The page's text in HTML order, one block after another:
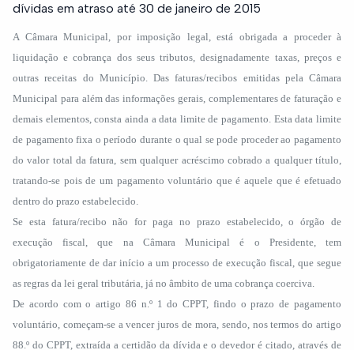
dívidas em atraso até 30 de janeiro de 2015
A Câmara Municipal, por imposição legal, está obrigada a proceder à
liquidação e cobrança dos seus tributos, designadamente taxas, preços e
outras receitas do Município. Das faturas/recibos emitidas pela Câmara
Municipal para além das informações gerais, complementares de faturação e
demais elementos, consta ainda a data limite de pagamento. Esta data limite
de pagamento fixa o período durante o qual se pode proceder ao pagamento
do valor total da fatura, sem qualquer acréscimo cobrado a qualquer título,
tratando-se pois de um pagamento voluntário que é aquele que é efetuado
dentro do prazo estabelecido.
Se esta fatura/recibo não for paga no prazo estabelecido, o órgão de
execução fiscal, que na Câmara Municipal é o Presidente, tem
obrigatoriamente de dar início a um processo de execução fiscal, que segue
as regras da lei geral tributária, já no âmbito de uma cobrança coerciva.
De acordo com o artigo 86 n.º 1 do CPPT, findo o prazo de pagamento
voluntário, começam-se a vencer juros de mora, sendo, nos termos do artigo
88.º do CPPT, extraída a certidão da dívida e o devedor é citado, através de